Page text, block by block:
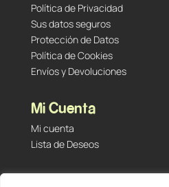
Política de Privacidad
Sus datos seguros
Protección de Datos
Política de Cookies
Envíos y Devoluciones
Mi Cuenta
Mi cuenta
Lista de Deseos